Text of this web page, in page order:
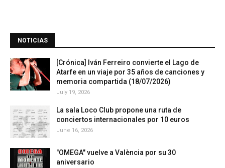
NOTICIAS
[Crónica] Iván Ferreiro convierte el Lago de
Atarfe en un viaje por 35 años de canciones y
memoria compartida (18/07/2026)
July 19, 2026
La sala Loco Club propone una ruta de
conciertos internacionales por 10 euros
June 16, 2026
"OMEGA" vuelve a València por su 30
aniversario